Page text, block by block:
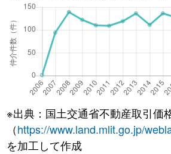
※出典：国土交通省不動産取引価
（https://www.land.mlit.go.jp/
を加工して作成